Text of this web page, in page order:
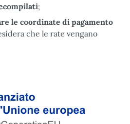
;
le coordinate di pagamento
che le rate vengano
tramite Next Generation EU